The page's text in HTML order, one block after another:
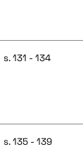
s. 131 - 134
s. 135 - 139